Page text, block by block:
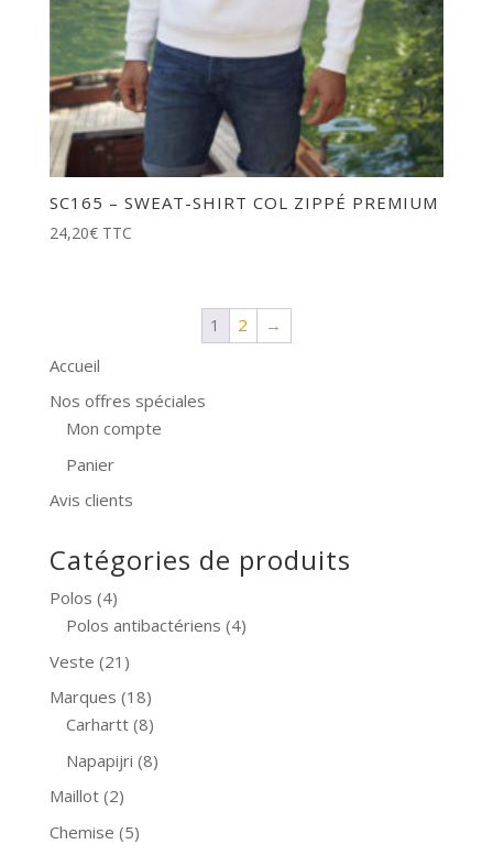
SC165 – SWEAT-SHIRT COL ZIPPÉ PREMIUM
24,20€ TTC
1 2
→
Accueil
Nos offres spéciales
Mon compte
Panier
Avis clients
Catégories de produits
Polos (4)
Polos antibactériens (4)
Veste (21)
Marques (18)
Carhartt (8)
Napapijri (8)
Maillot (2)
Chemise (5)